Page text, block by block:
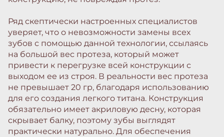
Ряд скептически настроенных специалистов
уверяет, что о невозможности замены всех
зубов с помощью данной технологии, ссылаясь
на большой вес протеза, который может
привести к перегрузке всей конструкции с
выходом ее из строя. В реальности вес протеза
не превышает 20 гр, благодаря использованию
для его создания легкого титана. Конструкция
обязательно имеет акриловую десну, которая
скрывает балку, поэтому зубы выглядят
практически натурально. Для обеспечения